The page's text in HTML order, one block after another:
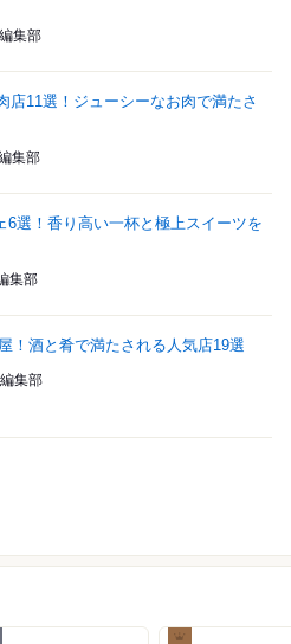
集部
店11選！ジューシーなお肉で満たさ
集部
6選！香り高い一杯と極上スイーツを
集部
！酒と肴で満たされる人気店19選
集部